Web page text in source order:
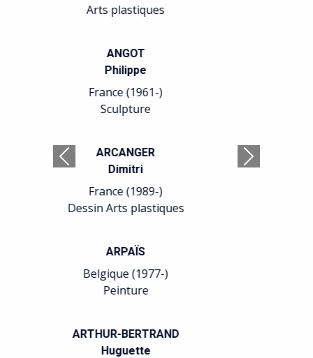
Sculpture
France (1966-)
Calligraphie Peinture
Jean-François
France (1946-)
Arts plastiques
BELGEONNE
Gabriel
Belgique (1935-)
BELLMER
Précédent Suivant